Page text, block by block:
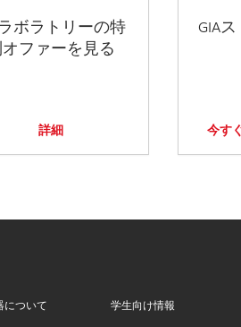
ボラトリーの特
ファーを見る
詳細
GIA
今す
について 学生向け情報